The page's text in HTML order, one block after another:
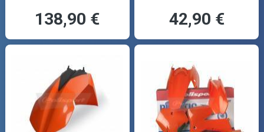
138,90 € 42,90 €